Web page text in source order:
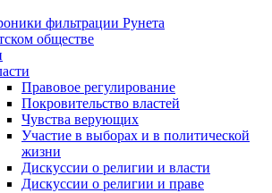
фильтрации Рунета
обществе
Правовое регулирование
Покровительство властей
Чувства верующих
Участие в выборах и в политической
жизни
Дискуссии о религии и власти
Дискуссии о религии и праве